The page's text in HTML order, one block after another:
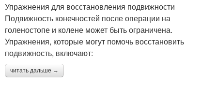
Упражнения для восстановления подвижности
Подвижность конечностей после операции на
голеностопе и колене может быть ограничена.
Упражнения, которые могут помочь восстановить
подвижность, включают:
читать дальше →